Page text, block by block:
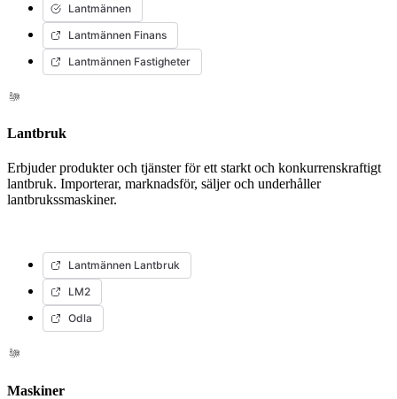
Lantmännen
Lantmännen Finans
Lantmännen Fastigheter
Lantbruk
Erbjuder produkter och tjänster för ett starkt och konkurrenskraftigt
lantbruk. Importerar, marknadsför, säljer och underhåller
lantbrukssmaskiner.
Lantmännen Lantbruk
LM2
Odla
Maskiner